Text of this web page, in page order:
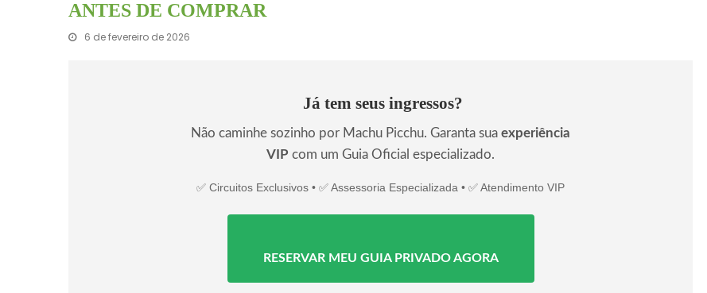
ANTES DE COMPRAR
6 de fevereiro de 2026
Já tem seus ingressos?
Não caminhe sozinho por Machu Picchu. Garanta suaexperiência
VIP com um Guia Oficial especializado.
✅ Circuitos Exclusivos • ✅ Assessoria Especializada • ✅ Atendimento VIP
RESERVAR MEU GUIA PRIVADO AGORA